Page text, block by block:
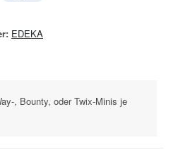
EDEKA
, Bounty, oder Twix-Minis je